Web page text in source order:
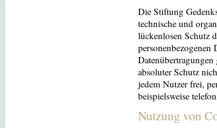
Die Stiftung
technische und
lückenlosen Schutz
personenbezogenen
absoluter Schutz
jedem Nutzer frei,
beispielsweise
Nutzung von